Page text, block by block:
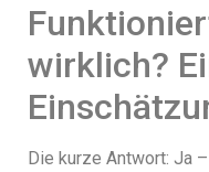
wirklich?
Die kurze Antwort: Ja